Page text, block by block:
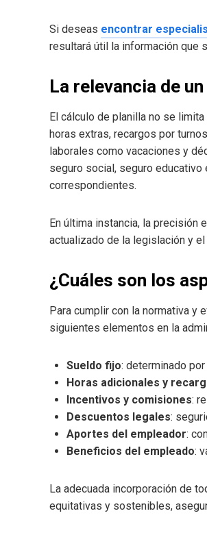
Si deseas encontrar
resultará útil la información que
La relevancia de
El cálculo de planilla no se
horas extras, recargos por
laborales como vacaciones y
seguro social, seguro
correspondientes.
En última instancia, la precisión
actualizado de la legislación y
¿Cuáles son los
Para cumplir con la normativa y
siguientes elementos en la
Sueldo fijo: determinado
Horas adicionales y
Incentivos y comisiones:
Descuentos legales:
Aportes del empleador:
Beneficios del empleado:
La adecuada incorporación de
equitativas y sostenibles,